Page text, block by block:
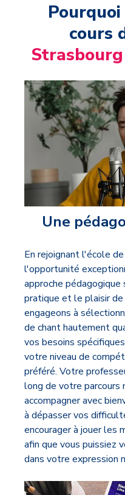
cours
Strasbourg
Une
En rejoignant l'école
l'opportunité
approche pédagogique
pratique et le plaisir de
engageons à
de chant hautement
vos besoins
votre niveau de
préféré. Votre
long de votre parcours
accompagner avec
à dépasser vos
encourager à jouer les
afin que vous puissiez
dans votre expression